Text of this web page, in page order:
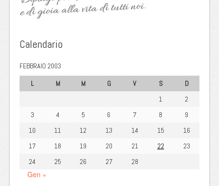
e di gioia alla vita di tutti noi.
Calendario
FEBBRAIO 2003
L
M M G V S
D
1
2
3
4 5 6 7 8
9
10
11 12 13 14 15
16
17
18 19 20 21 22
23
24
25 26 27 28
Gen »